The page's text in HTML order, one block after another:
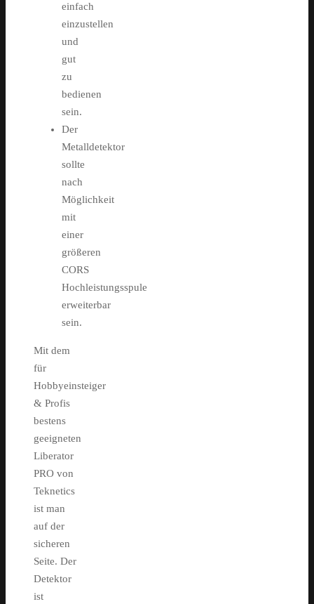
einfach
einzustellen
und
gut
zu
bedienen
sein.
Der
Metalldetektor
sollte
nach
Möglichkeit
mit
einer
größeren
CORS
Hochleistungsspule
erweiterbar
sein.
Mit dem
für
Hobbyeinsteiger
& Profis
bestens
geeigneten
Liberator
PRO von
Teknetics
ist man
auf der
sicheren
Seite. Der
Detektor
ist